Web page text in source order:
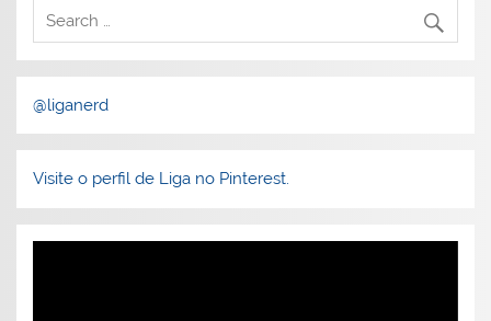
@liganerd
Visite o perfil de Liga no Pinterest.
Tocador